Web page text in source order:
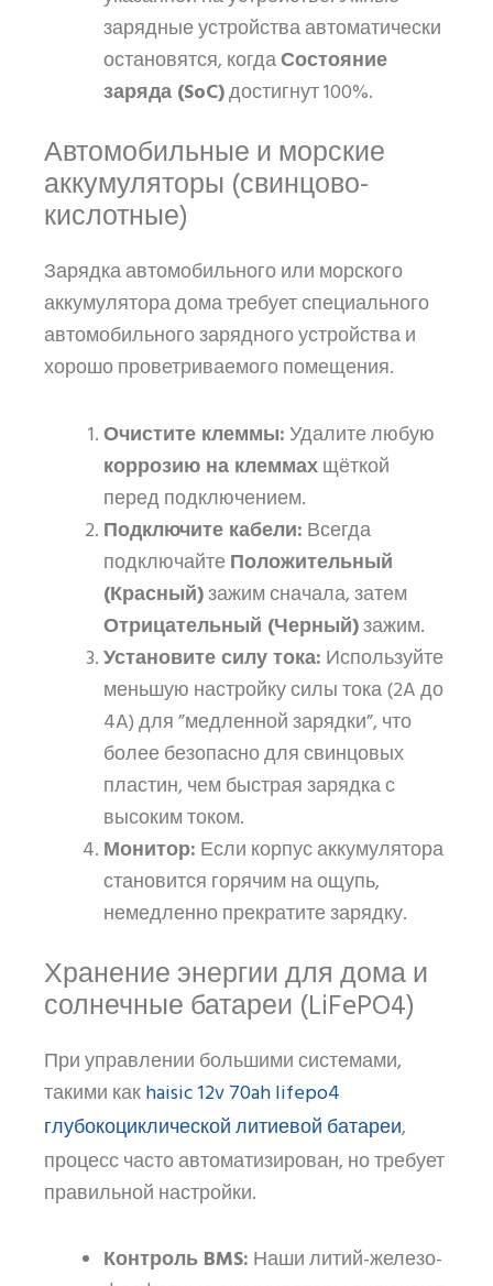
зарядные устройства автоматически
остановятся, когдаСостояние
заряда (SoC)достигнут 100%.
Автомобильные и морские
аккумуляторы (свинцово-
кислотные)
Зарядка автомобильного или морского
аккумулятора дома требует специального
автомобильного зарядного устройства и
хорошо проветриваемого помещения.
Очистите клеммы:Удалите любую
коррозию на клеммахщёткой
перед подключением.
Подключите кабели: Всегда
подключайтеПоложительный
(Красный)зажим сначала, затем
Отрицательный (Черный)зажим.
Установите силу тока: Используйте
меньшую настройку силы тока (2A до
4A) для ”медленной зарядки”, что
более безопасно для свинцовых
пластин, чем быстрая зарядка с
высоким током.
Монитор: Если корпус аккумулятора
становится горячим на ощупь,
немедленно прекратите зарядку.
Хранение энергии для дома и
солнечные батареи (LiFePO4)
При управлении большими системами,
такими какhaisic 12v 70ah lifepo4
глубокоциклической литиевой батареи,
процесс часто автоматизирован, но требует
правильной настройки.
Контроль BMS: Наши литий-железо-